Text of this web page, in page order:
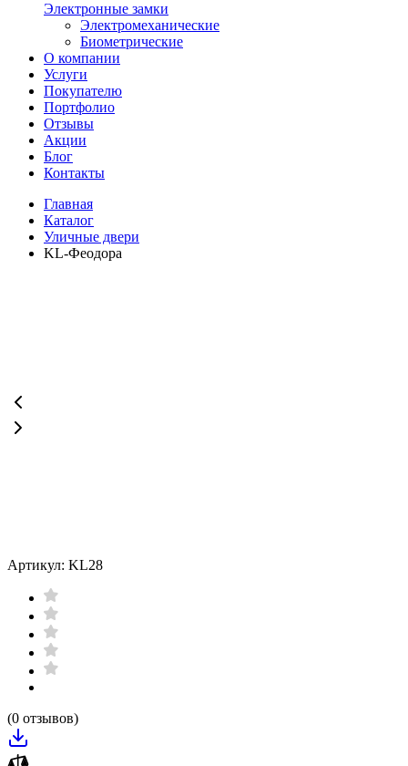
Электронные замки
Электромеханические
Биометрические
О компании
Услуги
Покупателю
Портфолио
Отзывы
Акции
Блог
Контакты
Главная
Каталог
Уличные двери
KL-Феодора
Артикул: KL28
(0 отзывов)